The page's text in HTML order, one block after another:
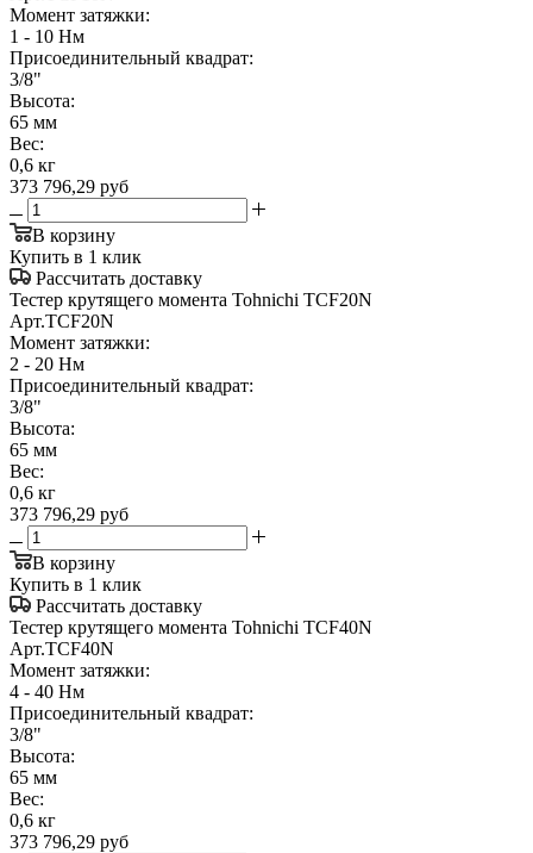
Момент затяжки:
1 - 10 Нм
Присоединительный квадрат:
3/8"
Высота:
65 мм
Вес:
0,6 кг
373 796,29 руб
В корзину
Купить в 1 клик
Рассчитать доставку
Тестер крутящего момента Tohnichi TCF20N
Арт.TCF20N
Момент затяжки:
2 - 20 Нм
Присоединительный квадрат:
3/8"
Высота:
65 мм
Вес:
0,6 кг
373 796,29 руб
В корзину
Купить в 1 клик
Рассчитать доставку
Тестер крутящего момента Tohnichi TCF40N
Арт.TCF40N
Момент затяжки:
4 - 40 Нм
Присоединительный квадрат:
3/8"
Высота:
65 мм
Вес:
0,6 кг
373 796,29 руб